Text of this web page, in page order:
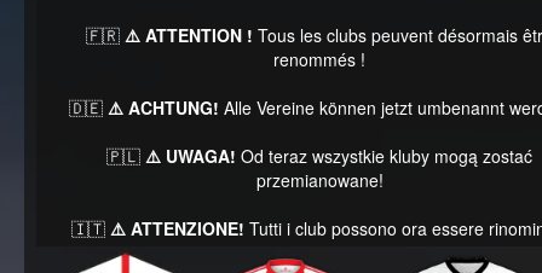
🇫🇷 ⚠️ ATTENTION ! Tous les clubs peuvent désormais
renommés !
🇩🇪 ⚠️ ACHTUNG! Alle Vereine können jetzt umbenannt
🇵🇱 ⚠️ UWAGA! Od teraz wszystkie kluby mogą zostać
przemianowane!
🇮🇹 ⚠️ ATTENZIONE! Tutti i club possono ora essere